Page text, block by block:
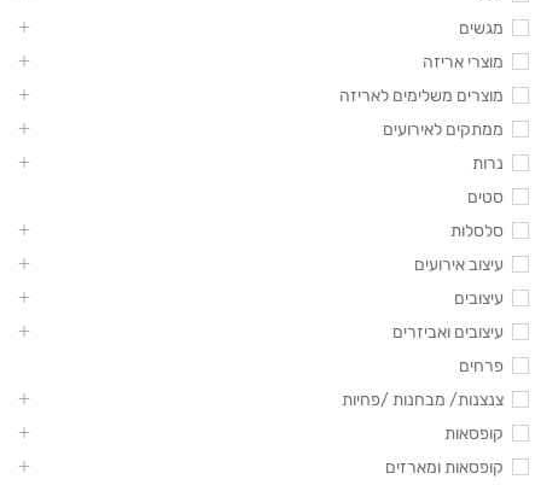
מגשים
מוצרי אריזה
מוצרים משלימים לאריזה
ממתקים לאירועים
נרות
סטים
סלסלות
עיצוב אירועים
עיצובים
עיצובים ואביזרים
פרחים
צנצנות/ מבחנות /פחיות
קופסאות
קופסאות ומארזים